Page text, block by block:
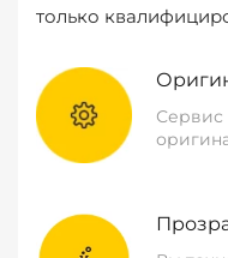
только
Сервис